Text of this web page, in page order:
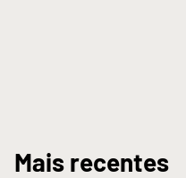
Mais recentes